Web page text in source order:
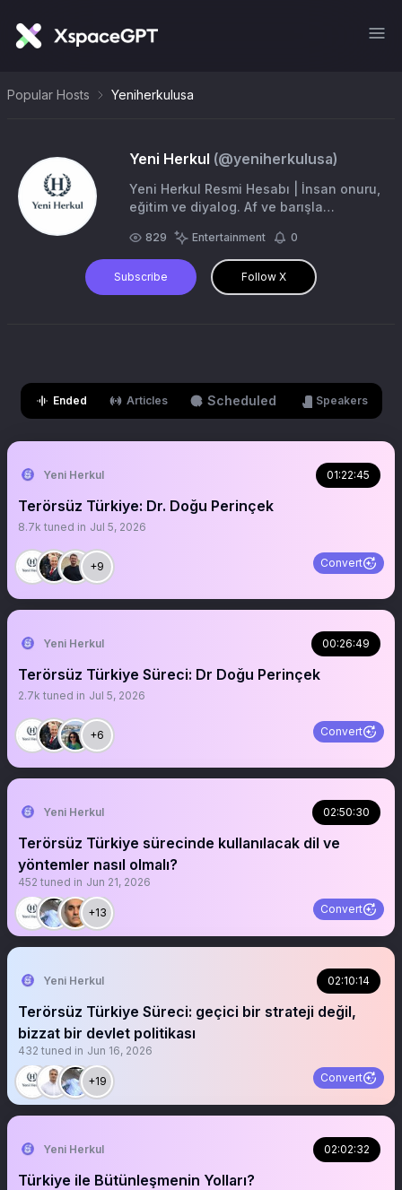
Popular Hosts Yeniherkulusa
Yeni Herkul (@yeniherkulusa)
Yeni Herkul Resmi Hesabı | İnsan onuru,
eğitim ve diyalog. Af ve barışla
Cumhuriyeti ve Hükümetiyle birlikte
hedefler.
829 Entertainment 0
Subscribe Follow X
Ended Articles Scheduled Speakers
Yeni Herkul 01:22:45
Terörsüz Türkiye: Dr. Doğu Perinçek
8.7k tuned in Jul 5, 2026
+9 Convert
Yeni Herkul 00:26:49
Terörsüz Türkiye Süreci: Dr Doğu Perinçek
2.7k tuned in Jul 5, 2026
+6 Convert
Yeni Herkul 02:50:30
Terörsüz Türkiye sürecinde kullanılacak dil ve
yöntemler nasıl olmalı?
452 tuned in Jun 21, 2026
+13 Convert
Yeni Herkul 02:10:14
Terörsüz Türkiye Süreci: geçici bir strateji değil,
bizzat bir devlet politikası
432 tuned in Jun 16, 2026
+19 Convert
Yeni Herkul 02:02:32
Türkiye ile Bütünleşmenin Yolları?